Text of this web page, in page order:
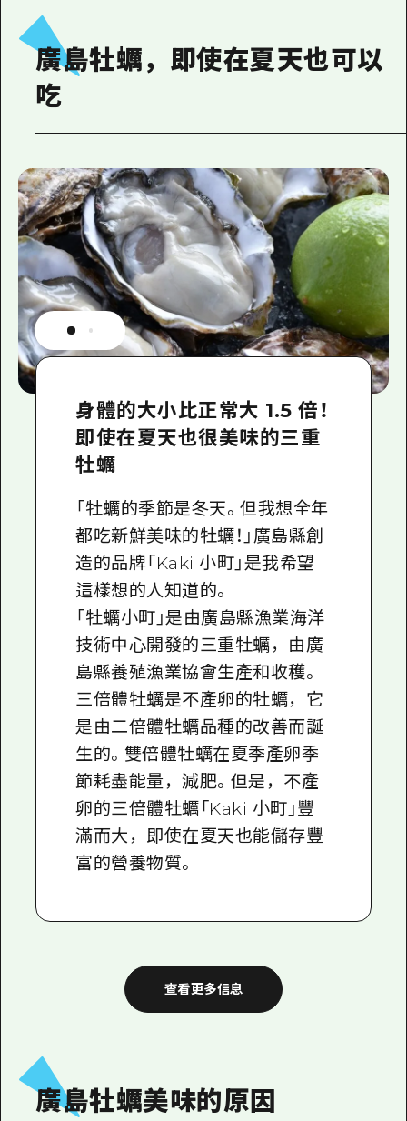
廣島牡蠣，即使在夏天也可以
吃
身體的大小比正常大 1.5 倍！
即使在夏天也很美味的三重
牡蠣
「牡蠣的季節是冬天。但我想全年
都吃新鮮美味的牡蠣！」廣島縣創
造的品牌「Kaki 小町」是我希望
這樣想的人知道的。
「牡蠣小町」是由廣島縣漁業海洋
技術中心開發的三重牡蠣，由廣
島縣養殖漁業協會生產和收穫。
三倍體牡蠣是不產卵的牡蠣，它
是由二倍體牡蠣品種的改善而誕
生的。雙倍體牡蠣在夏季產卵季
節耗盡能量，減肥。但是，不產
卵的三倍體牡蠣「Kaki 小町」豐
滿而大，即使在夏天也能儲存豐
富的營養物質。
查看更多信息
廣島牡蠣美味的原因